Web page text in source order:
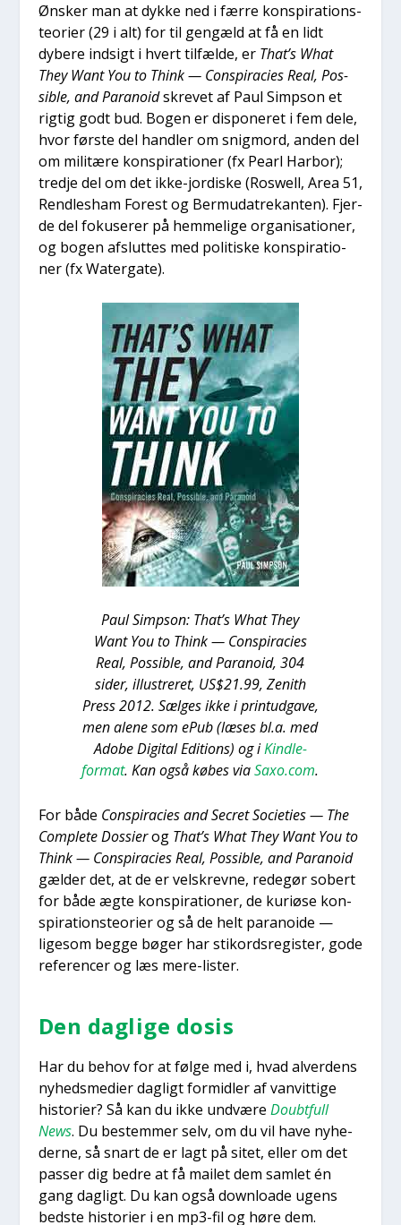
Ønsker man at dyk­ke ned i fær­re kon­spira­tions­
te­o­ri­er (29 i alt) for til gen­gæld at få en lidt
dybe­re ind­sigt i hvert til­fæl­de, er That’s What
They Want You to Think — Con­spira­cies Real, Pos­
sib­le, and Para­noidskre­vet af Paul Simp­son et
rig­tig godt bud. Bogen er dis­po­ne­ret i fem dele,
hvor før­ste del hand­ler om snig­mord, anden del
om mili­tæ­re kon­spira­tio­ner (fx Pearl Har­bor);
tred­je del om det ikke-jor­di­ske (Roswell, Area 51,
Rend­les­ham Forest og Ber­m­u­da­tre­kan­ten). Fjer­
de del foku­se­rer på hem­me­li­ge orga­ni­sa­tio­ner,
og bogen afslut­tes med poli­ti­ske kon­spira­tio­
ner (fx Water­ga­te).
Paul Simp­son: That’s What They
Want You to Think — Con­spira­cies
Real, Pos­sib­le, and Para­noid, 304
sider, illu­stre­ret, US$21.99, Zenith
Press 2012. Sæl­ges ikke i prin­tud­ga­ve,
men ale­ne som ePub (læses bl.a. med
Ado­be Digi­tal Edi­tions) og iKind­le-
for­mat. Kan også købes viaSaxo.com.
For både Con­spira­cies and Secret Socie­ties — The
Com­ple­te Dos­si­erog That’s What They Want You to
Think — Con­spira­cies Real, Pos­sib­le, and Para­noid
gæl­der det, at de er velskrev­ne, rede­gør sobert
for både ægte kon­spira­tio­ner, de kuri­ø­se kon­
spira­tions­te­o­ri­er og så de helt para­noi­de —
lige­som beg­ge bøger har sti­kord­s­re­gi­ster, gode
refe­ren­cer og læs mere-lister.
Den dag­li­ge dosis
Har du behov for at føl­ge med i, hvad alver­dens
nyheds­me­di­er dag­ligt for­mid­ler af van­vit­ti­ge
histo­ri­er? Så kan du ikke und­væ­re Doub­t­full
News. Du bestem­mer selv, om du vil have nyhe­
der­ne, så snart de er lagt på sitet, eller om det
pas­ser dig bed­re at få mailet dem sam­let én
gang dag­ligt. Du kan også down­lo­a­de ugens
bed­ste histo­ri­er i en mp3-fil og høre dem.